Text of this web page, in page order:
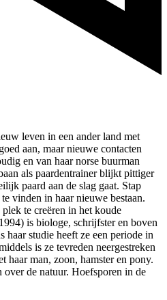
leven in een ander land met
aan, maar nieuwe contacten
en van haar norse buurman
als paardentrainer blijkt pittiger
paard aan de slag gaat. Stap
vinden in haar nieuwe bestaan.
te creëren in het koude
is biologe, schrijfster en boven
haar studie heeft ze een periode in
is ze tevreden neergestreken
haar man, zoon, hamster en pony.
de natuur. Hoefsporen in de